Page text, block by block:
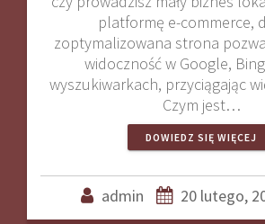
platformę e-commerce,
zoptymalizowana strona
widoczność w Google,
wyszukiwarkach, przyciągając
Czym jest…
DOWIEDZ SIĘ WIĘCEJ
admin 20 lutego,